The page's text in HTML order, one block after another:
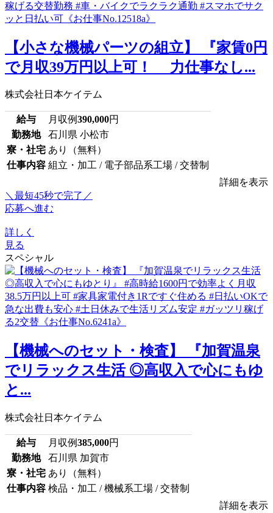
【小さな機械パーツの組立】 『家賃0円
で月収39万円以上可！ 力仕事なし...
株式会社日本ケイテム
給与 月収例390,000円
勤務地
石川県 小松市
寮・社宅 あり（無料）
仕事内容 組立・加工 / 電子部品系工場 / 交替制
詳細を表示
＼最短45秒で完了／
応募へ進む
詳しく
見る
スペシャル
【機械へのセット・検査】 『加賀温泉
でリラックス生活 ◎高収入で心にもゆ
と...
株式会社日本ケイテム
給与 月収例385,000円
勤務地
石川県 加賀市
寮・社宅 あり（無料）
仕事内容 検品・加工 / 機械系工場 / 交替制
詳細を表示